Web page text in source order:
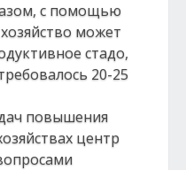
с помощью
может
стадо,
20-25
повышения
центр